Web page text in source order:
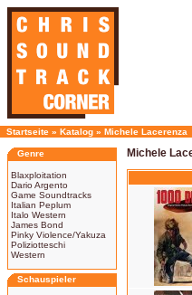
Startseite » Katalog » Michele Lacerenza
Genre
Blaxploitation
Dario Argento
Game Soundtracks
Italian Peplum
Italo Western
James Bond
Pinky Violence/Yakuza
Poliziotteschi
Western
Schauspieler
Michele